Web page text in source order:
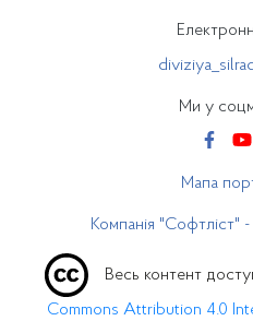
Ми у
Мапа
Компанія "Софтліст"
Весь контент
Commons Attribution 4.0